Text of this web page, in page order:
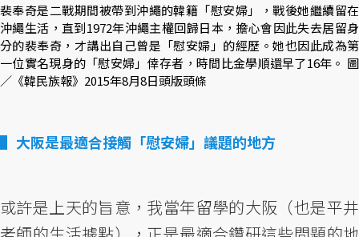
裴奉奇是二戰期間被帶到沖繩的韓籍「慰安婦」，戰後她繼續留在
沖繩生活，直到1972年沖繩主權回歸日本，擔心會因此失去居留身
分的裴奉奇，才講出自己曾是「慰安婦」的經歷。她也因此成為第
一位實名現身的「慰安婦」倖存者，時間比金學順還早了16年。 圖
／《韓民族報》2015年8月8日頭版頭條
大阪是最適合接觸「慰安婦」議題的地方
或許是上天的旨意，我當年留學的大阪（也是平井